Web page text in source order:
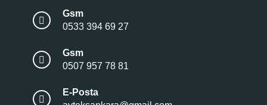
Gsm
0533 394 69 27
Gsm
0507 957 78 81
E-Posta